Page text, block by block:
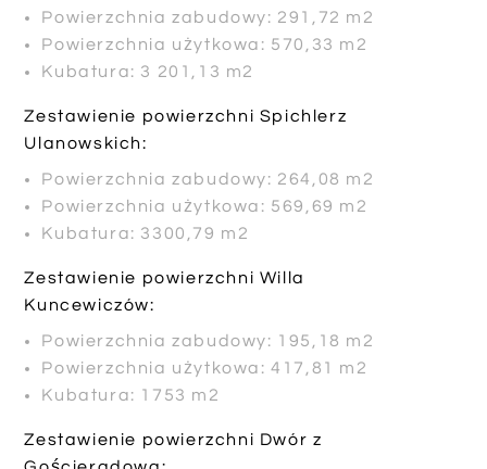
Powierzchnia zabudowy: 291,72 m2
Powierzchnia użytkowa: 570,33 m2
Kubatura: 3 201,13 m2
Zestawienie powierzchni Spichlerz
Ulanowskich:
Powierzchnia zabudowy: 264,08 m2
Powierzchnia użytkowa: 569,69 m2
Kubatura: 3300,79 m2
Zestawienie powierzchni Willa
Kuncewiczów:
Powierzchnia zabudowy: 195,18 m2
Powierzchnia użytkowa: 417,81 m2
Kubatura: 1753 m2
Zestawienie powierzchni Dwór z